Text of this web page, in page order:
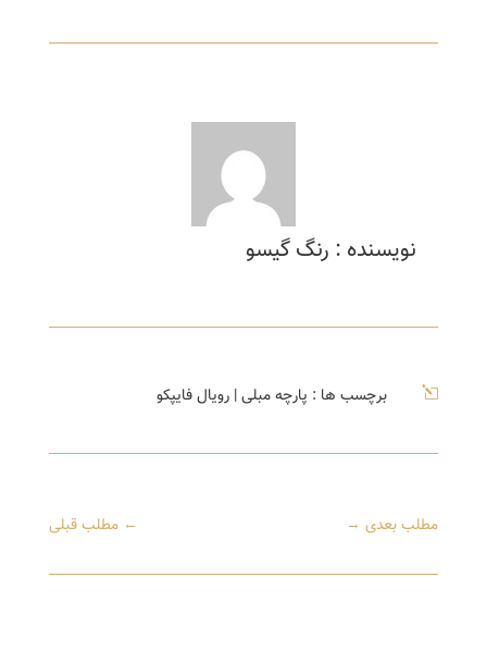
نویسنده : رنگ گیسو
l برچسب ها : پارچه مبلی| رویال فایپکو
←مطلب قبلی مطلب بعدی→